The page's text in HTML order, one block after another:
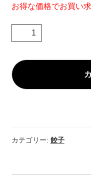
お得な価格でお買い求
カテゴリー: 餃子